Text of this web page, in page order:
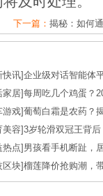
下一篇： 揭秘：如何
快讯]企业级对话智能体
家居]每周吃几个鸡蛋？
游戏]葡萄白霜是农药？
美容]3岁轮滑双冠王背
热点] 男孩看手机断趾，
区块]榴莲降价抢购潮，